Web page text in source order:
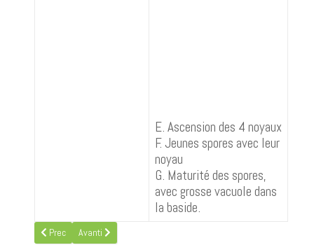
E. Ascension des 4 noyaux
F. Jeunes spores avec leur
noyau
G. Maturité des spores,
avec grosse vacuole dans
la baside.
Articolo precedente: 09 - Structure intime d'un carpophore
Prec Articolo successivo: 11 - Les spores des Agaricales et des
Avanti